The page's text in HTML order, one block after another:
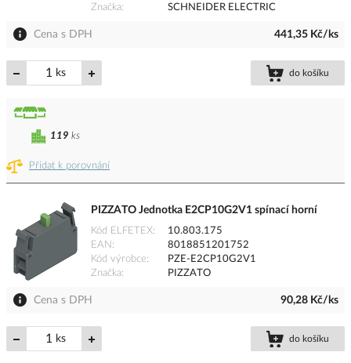
Značka
SCHNEIDER ELECTRIC
Cena s DPH 441,35 Kč/ks
ks do košíku
Přidat k porovnání
119 ks
PIZZATO Jednotka E2CP10G2V1 spínací horní
Kód ELFETEX
10.803.175
EAN
8018851201752
Kód výrobce
PZE-E2CP10G2V1
Značka
PIZZATO
Cena s DPH 90,28 Kč/ks
ks do košíku